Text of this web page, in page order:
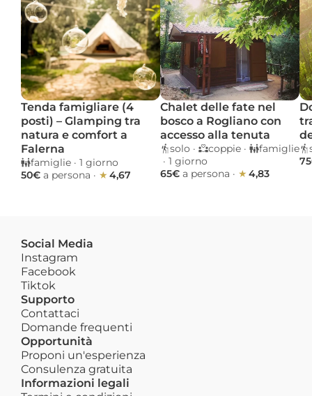
Tenda famigliare (4
posti) – Glamping tra
natura e comfort a
Falerna
famiglie · 1 giorno
50€ a persona · ★ 4,67
Chalet delle fate nel
bosco a Rogliano con
accesso alla tenuta
solo · coppie ·
famiglie
· 1 giorno
65€ a persona · ★ 4,83
Social Media
Instagram
Facebook
Tiktok
Supporto
Contattaci
Domande frequenti
Opportunità
Proponi un'esperienza
Consulenza gratuita
Informazioni legali